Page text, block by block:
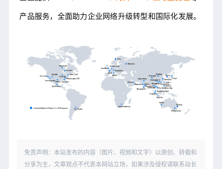
产品服务，全面助力企业网络升级转型和国际化发展。
免责声明：本站发布的内容（图片、视频和文字）以原创、转载和
分享为主，文章观点不代表本网站立场，如果涉及侵权请联系站长